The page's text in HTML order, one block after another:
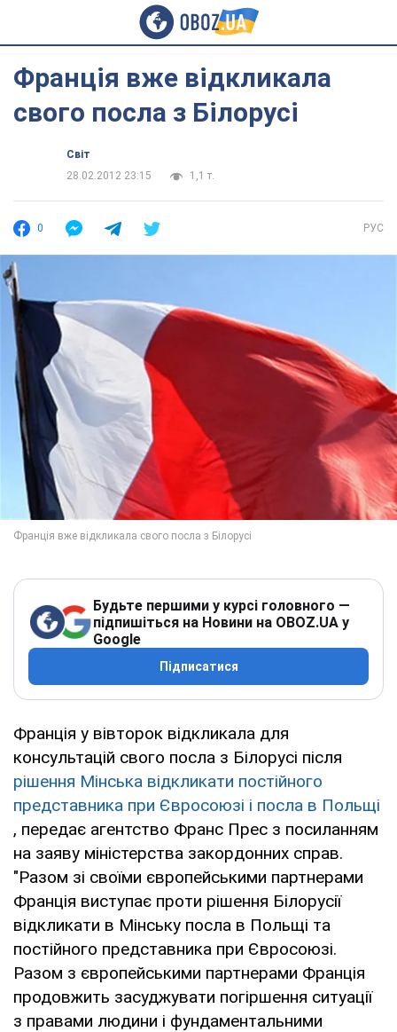
Франція вже відкликала
свого посла з Білорусі
Світ
28.02.2012 23:15
1,1 т.
0 РУС
Будьте першими у курсі головного —
підпишіться на Новини на OBOZ.UA у
Google
Підписатися
Франція у вівторок відкликала для
консультацій свого посла з Білорусі після
рішення Мінська відкликати постійного
представника при Євросоюзі і посла в Польщі
, передає агентство Франс Прес з посиланням
на заяву міністерства закордонних справ.
"Разом зі своїми європейськими партнерами
Франція виступає проти рішення Білорусії
відкликати в Мінську посла в Польщі та
постійного представника при Євросоюзі.
Разом з європейськими партнерами Франція
продовжить засуджувати погіршення ситуації
з правами людини і фундаментальними